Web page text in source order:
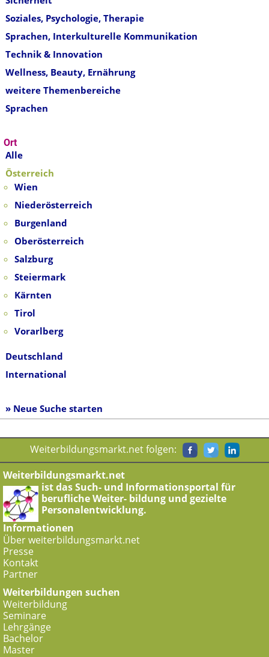
Soziales, Psychologie, Therapie
Sprachen, Interkulturelle Kommunikation
Technik & Innovation
Wellness, Beauty, Ernährung
weitere Themenbereiche
Sprachen
Ort
Alle
Österreich
Wien
Niederösterreich
Burgenland
Oberösterreich
Salzburg
Steiermark
Kärnten
Tirol
Vorarlberg
Deutschland
International
» Neue Suche starten
Weiterbildungsmarkt.net folgen:
Weiterbildungsmarkt.net
ist das Such- und Informationsportal für
berufliche Weiter- bildung und gezielte
Personalentwicklung.
Informationen
Über weiterbildungsmarkt.net
Presse
Kontakt
Partner
Weiterbildungen suchen
Weiterbildung
Seminare
Lehrgänge
Bachelor
Master